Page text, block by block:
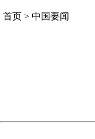
首页 > 中国要闻